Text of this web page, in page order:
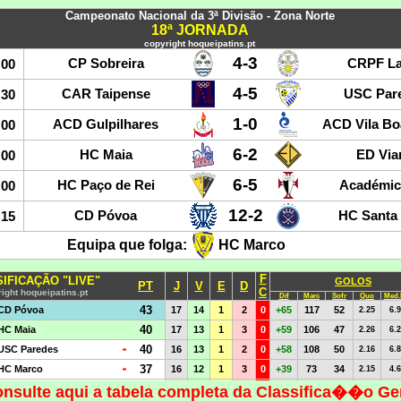
aqui a tabela completa da Classifica��o